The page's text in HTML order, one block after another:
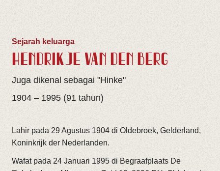
Sejarah keluarga
HENDRIKJE VAN DEN BERG
Juga dikenal sebagai "Hinke"
1904 – 1995 (91 tahun)
Lahir pada 29 Agustus 1904 di Oldebroek, Gelderland,
Koninkrijk der Nederlanden.
Wafat pada 24 Januari 1995 di Begraafplaats De